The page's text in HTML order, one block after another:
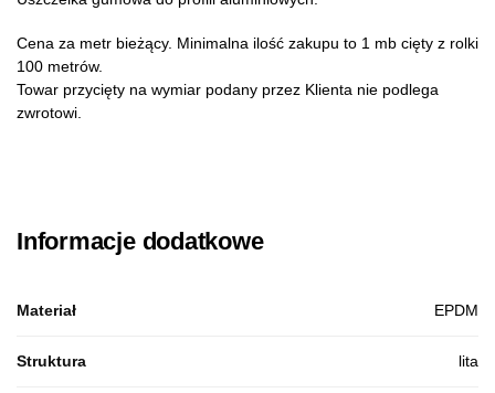
Cena za metr bieżący. Minimalna ilość zakupu to 1 mb cięty z rolki
100 metrów.
Towar przycięty na wymiar podany przez Klienta nie podlega
zwrotowi.
Informacje dodatkowe
Materiał EPDM
Struktura lita